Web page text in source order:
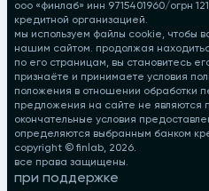
ооо «финлаб» инн 9715401960/огрн
кредитной организацией.
мы используем файлы cookie, чтобы
нашим сайтом. продолжая
по его страницам, вы становитесь
признаёте и принимаете условия
положения в отношении обработки
предложения на сайте не являются
окончательные условия
определяются выбранным банком
copyright © finlab, 2026.
все права защищены.
при поддержке